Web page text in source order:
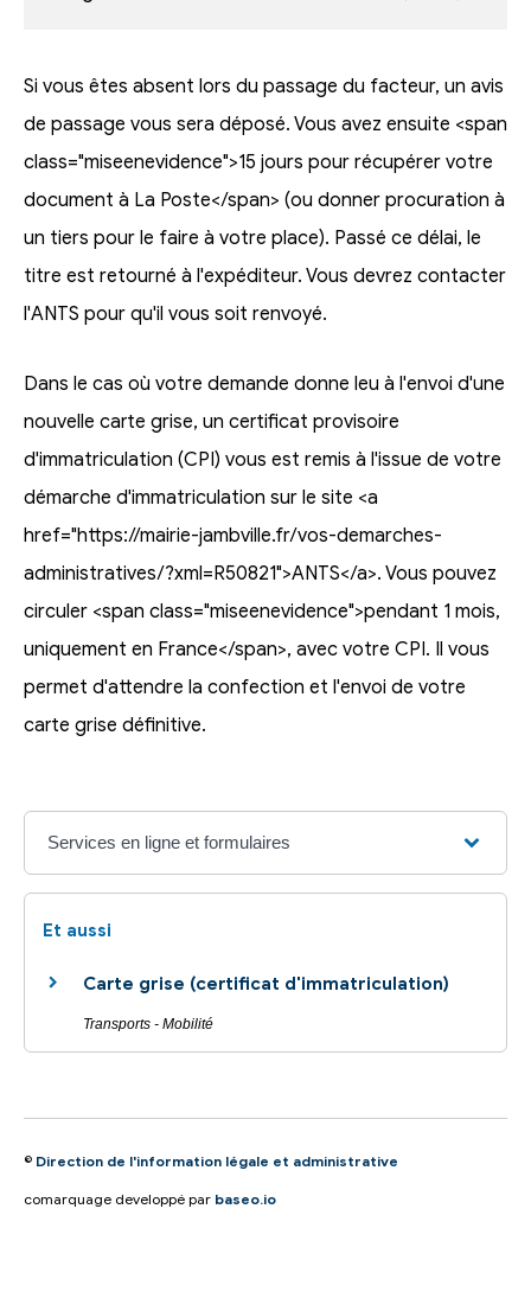
Si vous êtes absent lors du passage du facteur, un avis
de passage vous sera déposé. Vous avez ensuite <span
class="miseenevidence">15 jours pour récupérer votre
document à La Poste</span> (ou donner procuration à
un tiers pour le faire à votre place). Passé ce délai, le
titre est retourné à l'expéditeur. Vous devrez contacter
l'ANTS pour qu'il vous soit renvoyé.
Dans le cas où votre demande donne leu à l'envoi d'une
nouvelle carte grise, un certificat provisoire
d'immatriculation (CPI) vous est remis à l'issue de votre
démarche d'immatriculation sur le site <a
href="https://mairie-jambville.fr/vos-demarches-
administratives/?xml=R50821">ANTS</a>. Vous pouvez
circuler <span class="miseenevidence">pendant 1 mois,
uniquement en France</span>, avec votre CPI. Il vous
permet d'attendre la confection et l'envoi de votre
carte grise définitive.
Services en ligne et formulaires
Et aussi
Carte grise (certificat d'immatriculation)
Transports - Mobilité
© Direction de l'information légale et administrative
comarquage developpé par baseo.io